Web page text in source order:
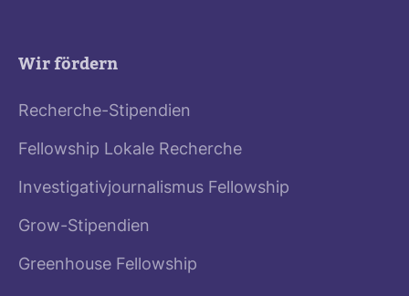
Wir fördern
Recherche-Stipendien
Fellowship Lokale Recherche
Investigativjournalismus Fellowship
Grow-Stipendien
Greenhouse Fellowship